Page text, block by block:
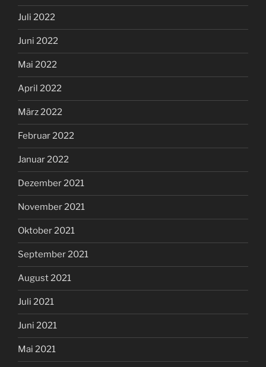
Juli 2022
Juni 2022
Mai 2022
April 2022
März 2022
Februar 2022
Januar 2022
Dezember 2021
November 2021
Oktober 2021
September 2021
August 2021
Juli 2021
Juni 2021
Mai 2021